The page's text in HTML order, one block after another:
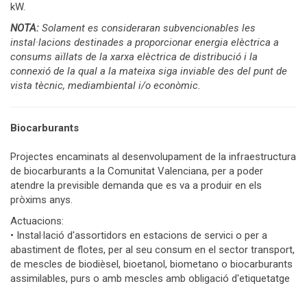
kW.
NOTA: Solament es consideraran subvencionables les
instal·lacions destinades a proporcionar energia elèctrica a
consums aïllats de la xarxa elèctrica de distribució i la
connexió de la qual a la mateixa siga inviable des del punt de
vista tècnic, mediambiental i/o econòmic.
Biocarburants
Projectes encaminats al desenvolupament de la infraestructura
de biocarburants a la Comunitat Valenciana, per a poder
atendre la previsible demanda que es va a produir en els
pròxims anys.
Actuacions:
• Instal·lació d'assortidors en estacions de servici o per a
abastiment de flotes, per al seu consum en el sector transport,
de mescles de biodièsel, bioetanol, biometano o biocarburants
assimilables, purs o amb mescles amb obligació d'etiquetatge